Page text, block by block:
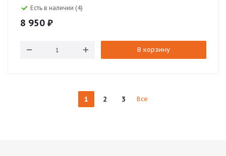
Есть в наличии (4)
8 950 ₽
В корзину
1 2 3 Все